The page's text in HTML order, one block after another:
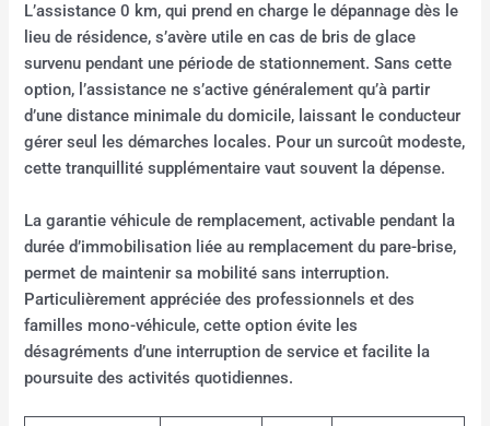
L’assistance 0 km, qui prend en charge le dépannage dès le
lieu de résidence, s’avère utile en cas de bris de glace
survenu pendant une période de stationnement. Sans cette
option, l’assistance ne s’active généralement qu’à partir
d’une distance minimale du domicile, laissant le conducteur
gérer seul les démarches locales. Pour un surcoût modeste,
cette tranquillité supplémentaire vaut souvent la dépense.
La garantie véhicule de remplacement, activable pendant la
durée d’immobilisation liée au remplacement du pare-brise,
permet de maintenir sa mobilité sans interruption.
Particulièrement appréciée des professionnels et des
familles mono-véhicule, cette option évite les
désagréments d’une interruption de service et facilite la
poursuite des activités quotidiennes.